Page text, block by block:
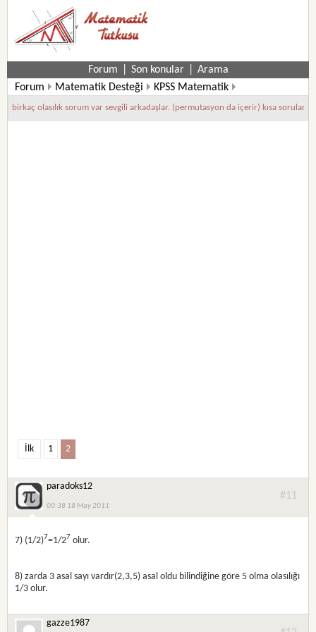
Forum Son konular
Arama
Forum
Matematik Desteği KPSS Matematik
birkaç olasılık sorum var sevgili arkadaşlar. (permutasyon da içerir) kısa sorular
İlk 1 2
paradoks12
00:38 18 May 2011
#11
7) (1/2)7=1/27 olur.
8) zarda 3 asal sayı vardır(2,3,5) asal oldu bilindiğine göre 5 olma olasılığı
1/3 olur.
gazze1987